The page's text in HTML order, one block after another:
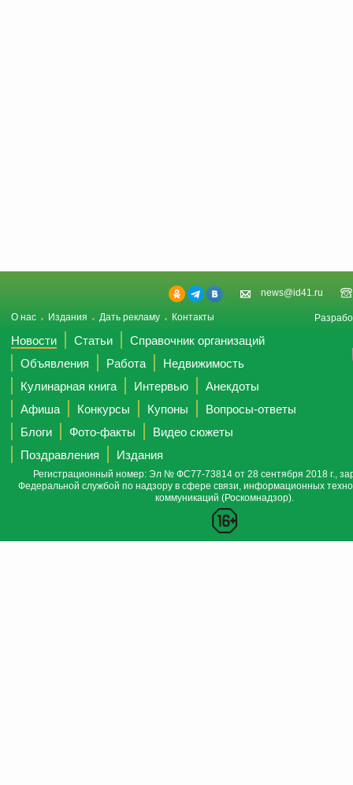
news@id41.ru
О нас Издания Дать рекламу Контакты
Новости Статьи
Справочник организаций
Объявления
Работа
Недвижимость
Кулинарная книга
Интервью
Анекдоты
Афиша
Конкурсы Купоны
Вопросы-ответы
Блоги
Фото-факты
Видео сюжеты
Поздравления
Издания
Регистрационный номер: Эл № ФС77-73814 от 28 сентября 2018 г.,
Федеральной службой по надзору в сфере связи, информационных
коммуникаций (Роскомнадзор).